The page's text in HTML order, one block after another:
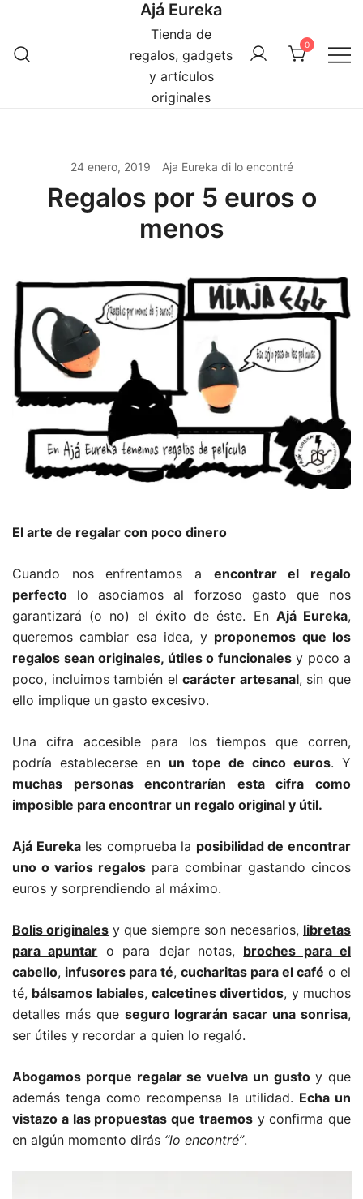
contenido
Ajá Eureka
Tienda de
regalos, gadgets
y artículos
originales
0
24 enero, 2019 Aja Eureka di lo encontré
Regalos por 5 euros o
menos
El arte de regalar con poco dinero
Cuando nos enfrentamos a encontrar el regalo
perfecto lo asociamos al forzoso gasto que nos
garantizará (o no) el éxito de éste. En Ajá Eureka,
queremos cambiar esa idea, y proponemos que los
regalos sean originales, útiles o funcionalesy poco a
poco, incluimos también elcarácter artesanal, sin que
ello implique un gasto excesivo.
Una cifra accesible para los tiempos que corren,
podría establecerse en un tope de cinco euros. Y
muchas personas encontrarían esta cifra como
imposible para encontrar un regalo original y útil.
Ajá Eurekales comprueba la posibilidad de encontrar
uno o varios regalos para combinar gastando cincos
euros y sorprendiendo al máximo.
Bolis originales y que siempre son necesarios, libretas
para apuntar o para dejar notas, broches para el
cabello, infusores para té, cucharitas para el café o el
té, bálsamos labiales,calcetines divertidos, y muchos
detalles más que seguro lograrán sacar una sonrisa,
ser útiles y recordar a quien lo regaló.
Abogamos porque regalar se vuelva un gustoy que
además tenga como recompensa la utilidad. Echa un
vistazo a las propuestas que traemosy confirma que
en algún momento dirás “lo encontré”.